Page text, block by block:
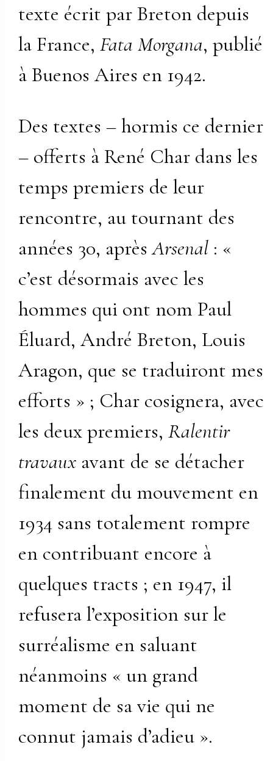
texte écrit par Breton depuis
la France,Fata Morgana, publié
à Buenos Aires en 1942.
Des textes – hormis ce dernier
– offerts à René Char dans les
temps premiers de leur
rencontre, au tournant des
années 30, aprèsArsenal : «
c’est désormais avec les
hommes qui ont nom Paul
Éluard, André Breton, Louis
Aragon, que se traduiront mes
efforts » ; Char cosignera, avec
les deux premiers,Ralentir
travaux avant de se détacher
finalement du mouvement en
1934 sans totalement rompre
en contribuant encore à
quelques tracts ; en 1947, il
refusera l’exposition sur le
surréalisme en saluant
néanmoins « un grand
moment de sa vie qui ne
connut jamais d’adieu ».